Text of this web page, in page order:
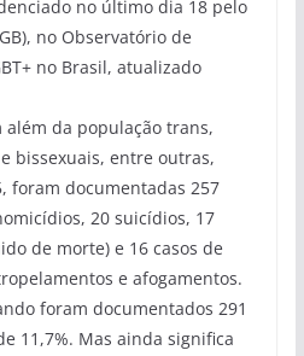
no último dia 18 pelo
no Observatório de
no Brasil, atualizado
da população trans,
bissexuais, entre outras,
foram documentadas 257
20 suicídios, 17
de morte) e 16 casos de
e afogamentos.
foram documentados 291
11,7%. Mas ainda significa